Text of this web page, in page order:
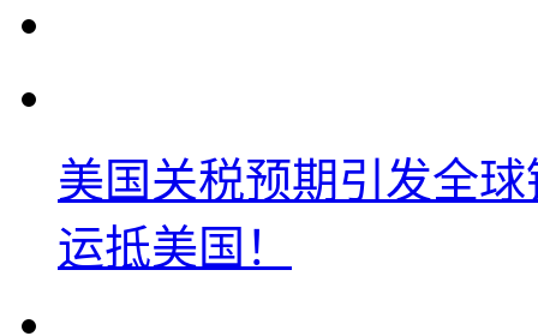
美国关税预期引发全
运抵美国！